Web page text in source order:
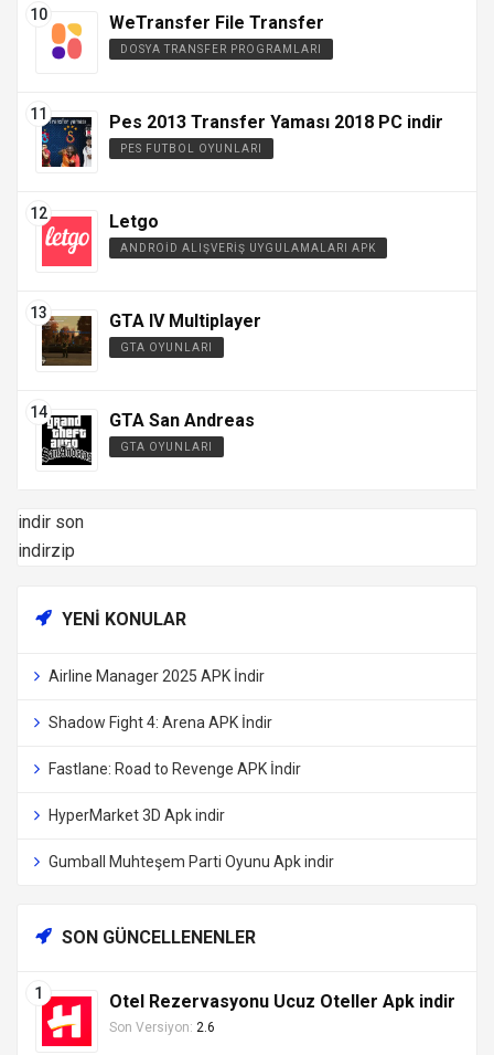
WeTransfer File Transfer
DOSYA TRANSFER PROGRAMLARI
Pes 2013 Transfer Yaması 2018 PC indir
PES FUTBOL OYUNLARI
Letgo
ANDROID ALIŞVERIŞ UYGULAMALARI APK
GTA IV Multiplayer
GTA OYUNLARI
GTA San Andreas
GTA OYUNLARI
indir son
indirzip
YENI KONULAR
Airline Manager 2025 APK İndir
Shadow Fight 4: Arena APK İndir
Fastlane: Road to Revenge APK İndir
HyperMarket 3D Apk indir
Gumball Muhteşem Parti Oyunu Apk indir
SON GÜNCELLENENLER
Otel Rezervasyonu Ucuz Oteller Apk indir
Son Versiyon: 2.6